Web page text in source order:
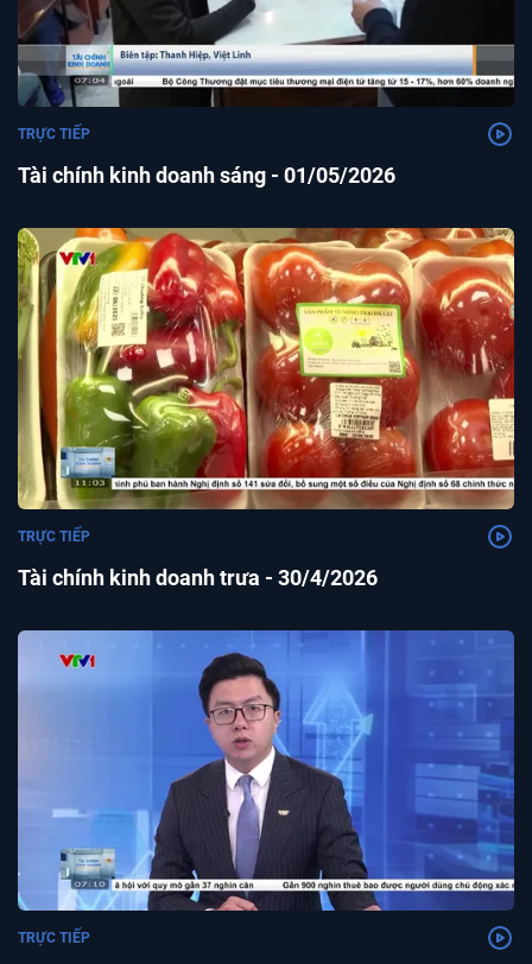
Tài chính kinh doanh sáng - 01/05/2026
TRỰC TIẾP
Tài chính kinh doanh trưa - 30/4/2026
TRỰC TIẾP
TRỰC TIẾP